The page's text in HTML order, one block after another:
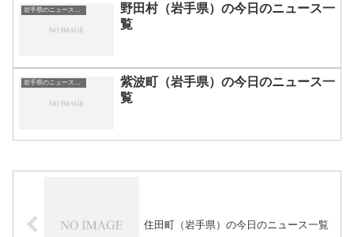
野田村（岩手県）の今日のニュース一
覧
岩手県のニュース一覧
紫波町（岩手県）の今日のニュース一
覧
住田町（岩手県）の今日のニュース一覧